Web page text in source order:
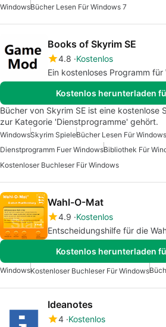
WindowsBücher Lesen Für Windows 7
Books of Skyrim SE
4.8 Kostenlos
Ein kostenloses Programm
Kostenlos herunterladen
Bücher von Skyrim SE ist eine kostenlose
zur Kategorie 'Dienstprogramme' gehört.
WindowsSkyrim SpieleBücher Lesen Für
Dienstprogramm Fuer WindowsBibliothek Für
Kostenloser Buchleser Für Windows
Wahl-O-Mat
4.9 Kostenlos
Entscheidungshilfe für die
Kostenlos herunterladen
WindowsKostenloser Buchleser Für Windows
Ideanotes
4 Kostenlos